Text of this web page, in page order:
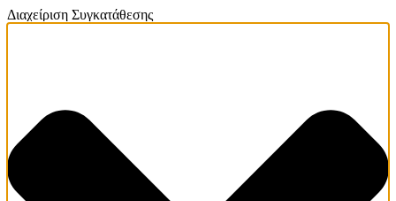
Διαχείριση Συγκατάθεσης